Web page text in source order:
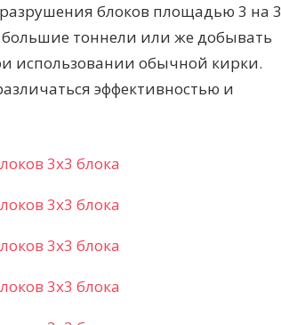
блоков площадью 3 на 3
тоннели или же добывать
использовании обычной кирки.
эффективностью и